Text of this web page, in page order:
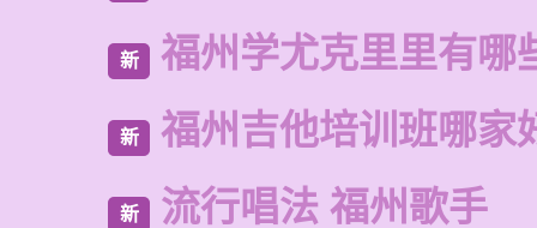
新 福州学尤克里里有哪
新 福州吉他培训班哪家
新 流行唱法 福州歌手